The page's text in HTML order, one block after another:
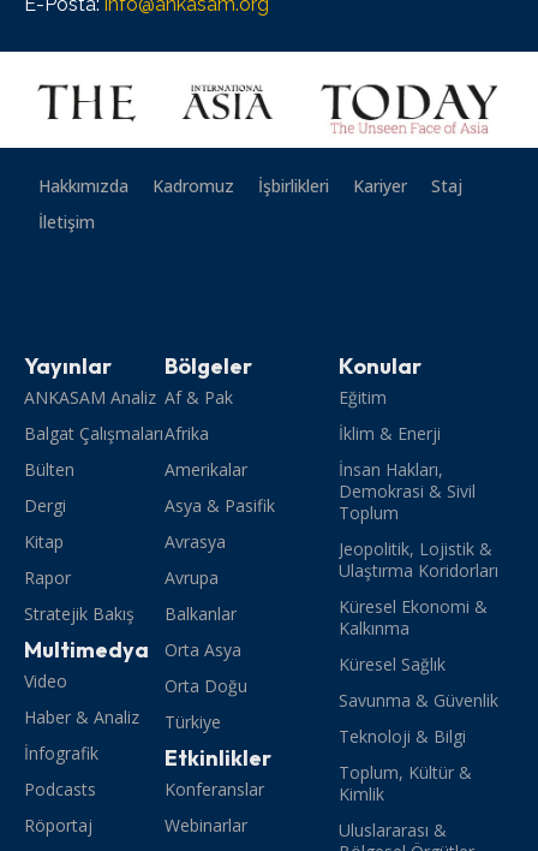
Hakkımızda Kadromuz İşbirlikleri Kariyer
Staj
İletişim
Yayınlar
ANKASAM Analiz
Balgat Çalışmaları
Bülten
Dergi
Kitap
Rapor
Stratejik Bakış
Multimedya
Video
Haber & Analiz
İnfografik
Podcasts
Röportaj
Bölgeler
Af & Pak
Afrika
Amerikalar
Asya & Pasifik
Avrasya
Avrupa
Balkanlar
Orta Asya
Orta Doğu
Türkiye
Etkinlikler
Konferanslar
Webinarlar
Konular
Eğitim
İklim & Enerji
İnsan Hakları,
Demokrasi & Sivil
Toplum
Jeopolitik, Lojistik &
Ulaştırma Koridorları
Küresel Ekonomi &
Kalkınma
Küresel Sağlık
Savunma & Güvenlik
Teknoloji & Bilgi
Toplum, Kültür &
Kimlik
Uluslararası &